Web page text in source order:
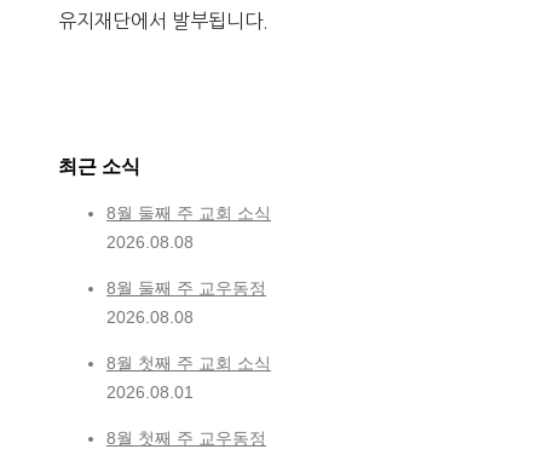
유지재단에서 발부됩니다.
최근 소식
8월 둘째 주 교회 소식
2026.08.08
8월 둘째 주 교우동정
2026.08.08
8월 첫째 주 교회 소식
2026.08.01
8월 첫째 주 교우동정